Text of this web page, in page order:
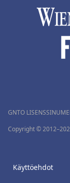
GNTO
Copyright ©
Käyttöehdot